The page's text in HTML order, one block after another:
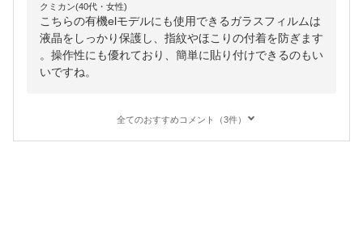
クミカン(40代・女性)
こちらの有機elモデルにも使用できるガラスフィルムは
液晶をしっかり保護し、指紋やほこりの付着を防ぎます
。操作性にも優れており、簡単に貼り付けできるのもい
いですね。
全てのおすすめコメント（3件）